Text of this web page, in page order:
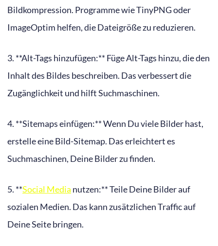
Bildkompression. Programme wie TinyPNG oder
ImageOptim helfen, die Dateigröße zu reduzieren.
3. **Alt-Tags hinzufügen:** Füge Alt-Tags hinzu, die den
Inhalt des Bildes beschreiben. Das verbessert die
Zugänglichkeit und hilft Suchmaschinen.
4. **Sitemaps einfügen:** Wenn Du viele Bilder hast,
erstelle eine Bild-Sitemap. Das erleichtert es
Suchmaschinen, Deine Bilder zu finden.
5. **Social Media nutzen:** Teile Deine Bilder auf
sozialen Medien. Das kann zusätzlichen Traffic auf
Deine Seite bringen.